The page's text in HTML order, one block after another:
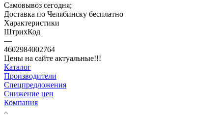
Самовывоз сегодня;
Доставка по Челябинску бесплатно
Характеристики
ШтрихКод
—
4602984002764
Цены на сайте актуальные!!!
Каталог
Производители
Спецпредложения
Снижение цен
Компания